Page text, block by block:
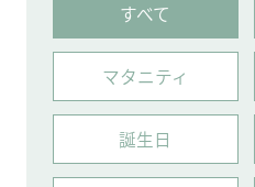
すべて
マタニティ
誕⽣⽇